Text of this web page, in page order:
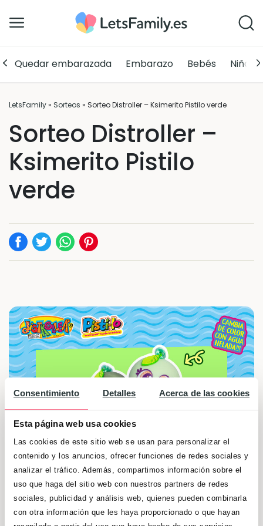
Consentimiento Detalles Acerca de las cookies
Esta página web usa cookies
Las cookies de este sitio web se usan para personalizar el
contenido y los anuncios, ofrecer funciones de redes sociales y
analizar el tráfico. Además, compartimos información sobre el
uso que haga del sitio web con nuestros partners de redes
sociales, publicidad y análisis web, quienes pueden combinarla
con otra información que les haya proporcionado o que hayan
Quedar embarazada Embarazo Bebés Niños
LetsFamily» Sorteos » Sorteo Distroller – Ksimerito Pistilo verde
Sorteo Distroller –
Ksimerito Pistilo
verde
¡Gana el encantadorKsimerito Pistilo!
Participa ahora y descubre la magia de cuidar